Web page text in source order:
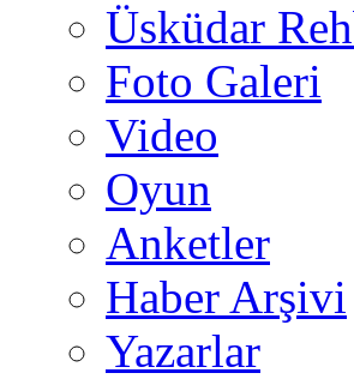
Üsküdar
Foto Galeri
Video
Oyun
Anketler
Haber Arşivi
Yazarlar